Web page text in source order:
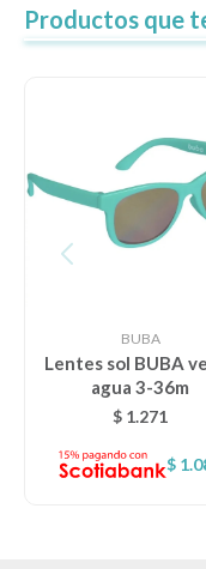
Productos que
BUBA
Lentes sol BUBA
agua 3-36m
$ 1.271
$